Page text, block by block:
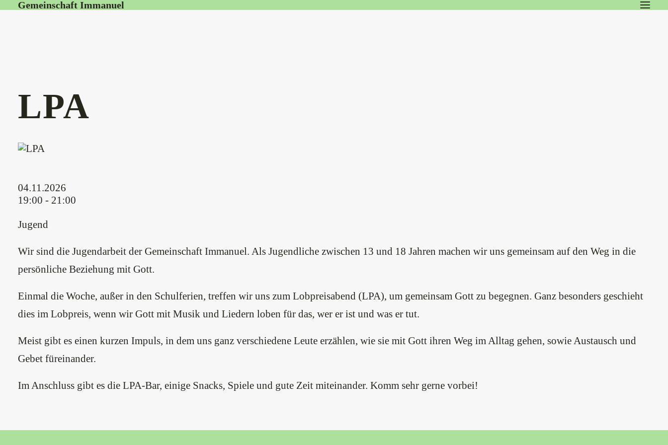
Gemeinschaft Immanuel
LPA
04.11.2026
19:00 - 21:00
Jugend
Wir sind die Jugendarbeit der Gemeinschaft Immanuel. Als Jugendliche zwischen 13 und 18 Jahren machen wir uns gemeinsam auf den Weg in die
persönliche Beziehung mit Gott.
Einmal die Woche, außer in den Schulferien, treffen wir uns zum Lobpreisabend (LPA), um gemeinsam Gott zu begegnen. Ganz besonders geschieht
dies im Lobpreis, wenn wir Gott mit Musik und Liedern loben für das, wer er ist und was er tut.
Meist gibt es einen kurzen Impuls, in dem uns ganz verschiedene Leute erzählen, wie sie mit Gott ihren Weg im Alltag gehen, sowie Austausch und
Gebet füreinander.
Im Anschluss gibt es die LPA-Bar, einige Snacks, Spiele und gute Zeit miteinander. Komm sehr gerne vorbei!